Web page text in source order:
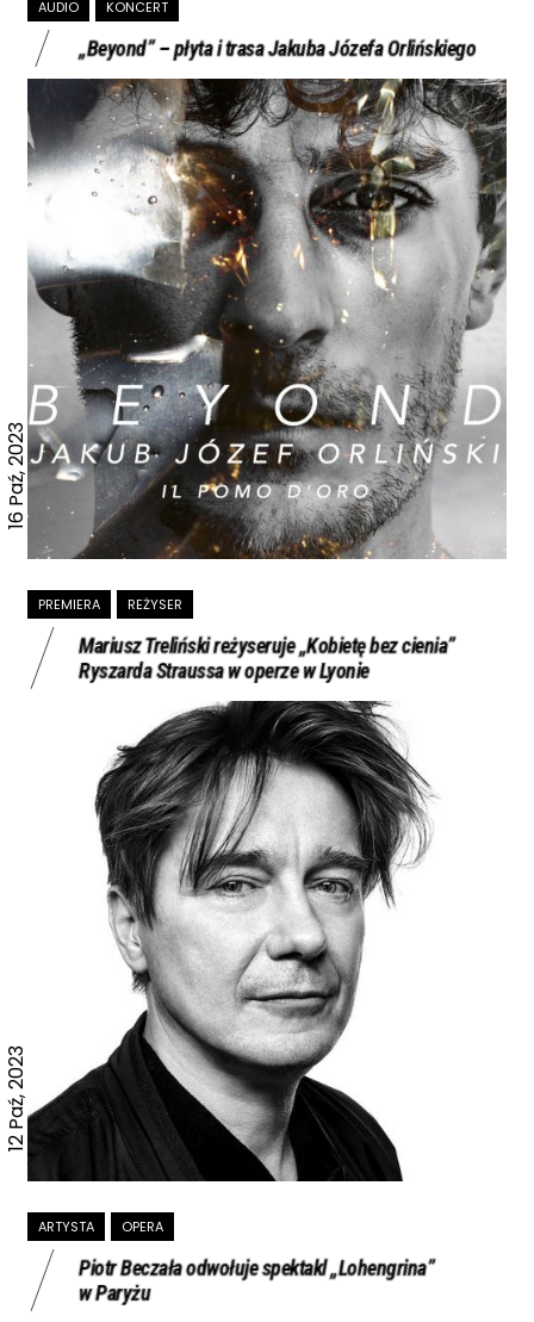
AUDIO KONCERT
„Beyond” – płyta i trasa Jakuba Józefa Orlińskiego
16 Paź, 2023
PREMIERA REŻYSER
Mariusz Treliński reżyseruje „Kobietę bez cienia”
Ryszarda Straussa w operze w Lyonie
12 Paź, 2023
ARTYSTA OPERA
Piotr Beczała odwołuje spektakl „Lohengrina”
w Paryżu